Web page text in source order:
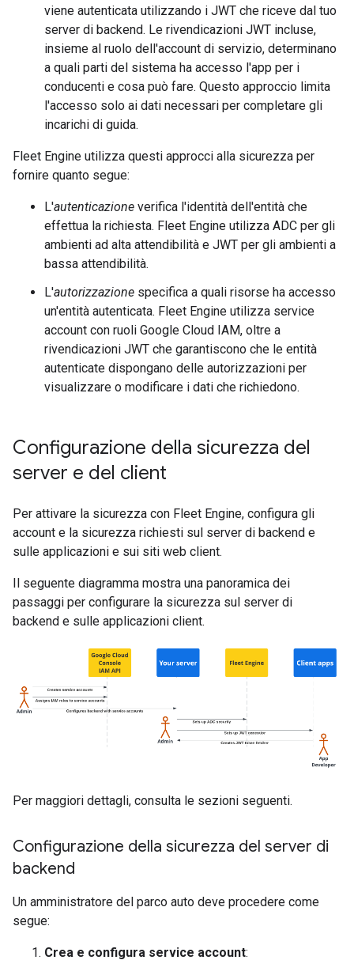
viene autenticata utilizzando i JWT che riceve dal tuo
server di backend. Le rivendicazioni JWT incluse,
insieme al ruolo dell'account di servizio, determinano
a quali parti del sistema ha accesso l'app per i
conducenti e cosa può fare. Questo approccio limita
l'accesso solo ai dati necessari per completare gli
incarichi di guida.
Fleet Engine utilizza questi approcci alla sicurezza per
fornire quanto segue:
L'autenticazione verifica l'identità dell'entità che
effettua la richiesta. Fleet Engine utilizza ADC per gli
ambienti ad alta attendibilità e JWT per gli ambienti a
bassa attendibilità.
L'autorizzazione specifica a quali risorse ha accesso
un'entità autenticata. Fleet Engine utilizza service
account con ruoli Google Cloud IAM, oltre a
rivendicazioni JWT che garantiscono che le entità
autenticate dispongano delle autorizzazioni per
visualizzare o modificare i dati che richiedono.
Configurazione della sicurezza del
server e del client
Per attivare la sicurezza con Fleet Engine, configura gli
account e la sicurezza richiesti sul server di backend e
sulle applicazioni e sui siti web client.
Il seguente diagramma mostra una panoramica dei
passaggi per configurare la sicurezza sul server di
backend e sulle applicazioni client.
Per maggiori dettagli, consulta le sezioni seguenti.
Configurazione della sicurezza del server di
backend
Un amministratore del parco auto deve procedere come
segue:
Crea e configura service account: